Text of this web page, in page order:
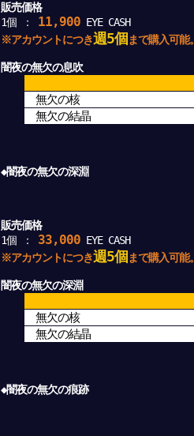
販売価格
1個 ： 11,900 EYE CASH
※アカウントにつき週5個 まで購入可能。
闇夜の無欠の息吹
無欠の核
無欠の結晶
◆闇夜の無欠の深淵
販売価格
1個 ： 33,000 EYE CASH
※アカウントにつき週5個 まで購入可能。
闇夜の無欠の深淵
無欠の核
無欠の結晶
◆闇夜の無欠の痕跡